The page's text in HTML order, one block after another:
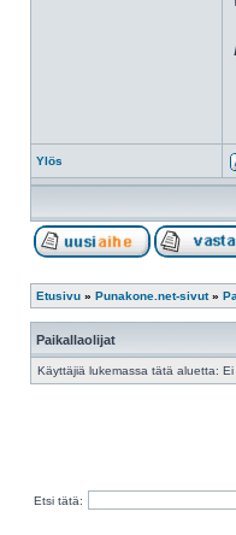
Ylös
Etusivu » Punakone.net-sivut»
Paikallaolijat
Käyttäjiä lukemassa tätä aluetta:
Etsi tätä: